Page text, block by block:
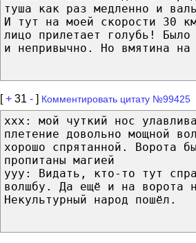
туша как раз медленно и
И тут на моей скорости 30
лицо прилетает голубь!
и непривычно. Но вмятина на
[+ 31 - ] Комментировать цитату №99425
xxx: мой чуткий нос
плетение довольно мощной
хорошо спрятанной. Ворота
пропитаны магией
yyy: Видать, кто-то тут
волшбу. Да ещё и на ворота
Некультурный народ пошёл.